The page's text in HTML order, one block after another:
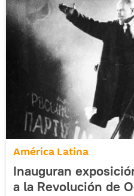
América Latina
Inauguran
a la Revolución de